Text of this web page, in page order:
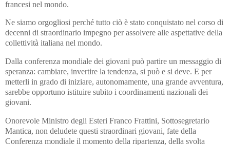
francesi nel mondo.
Ne siamo orgogliosi perché tutto ciò è stato conquistato nel corso di
decenni di straordinario impegno per assolvere alle aspettative della
collettività italiana nel mondo.
Dalla conferenza mondiale dei giovani può partire un messaggio di
speranza: cambiare, invertire la tendenza, si può e si deve. E per
metterli in grado di iniziare, autonomamente, una grande avventura,
sarebbe opportuno istituire subito i coordinamenti nazionali dei
giovani.
Onorevole Ministro degli Esteri Franco Frattini, Sottosegretario
Mantica, non deludete questi straordinari giovani, fate della
Conferenza mondiale il momento della ripartenza, della svolta